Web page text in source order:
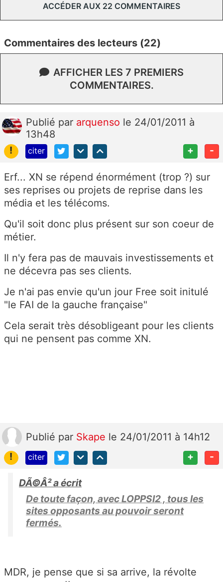
ACCÉDER AUX 22 COMMENTAIRES
Commentaires des lecteurs (22)
AFFICHER LES 7 PREMIERS
COMMENTAIRES.
Publié par arquenso le 24/01/2011 à
13h48
!
citer + -
Erf... XN se répend énormément (trop ?) sur
ses reprises ou projets de reprise dans les
média et les télécoms.
Qu'il soit donc plus présent sur son coeur de
métier.
Il n'y fera pas de mauvais investissements et
ne décevra pas ses clients.
Je n'ai pas envie qu'un jour Free soit initulé
"le FAI de la gauche française"
Cela serait très désobligeant pour les clients
qui ne pensent pas comme XN.
Publié par Skape le 24/01/2011 à 14h12
!
citer + -
DÃ©Â² a écrit
De toute façon, avec LOPPSI2 , tous les
sites opposants au pouvoir seront
fermés.
MDR, je pense que si sa arrive, la révolte